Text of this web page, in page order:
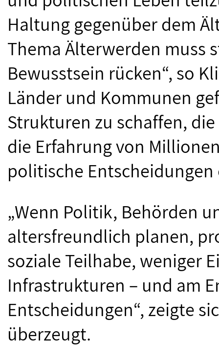
Haltung gegenüber dem
Thema Älterwerden muss
Bewusstsein rücken“, so
Länder und Kommunen
Strukturen zu schaffen,
die Erfahrung von
politische
„Wenn Politik, Behörden
altersfreundlich planen,
soziale Teilhabe, weniger
Infrastrukturen – und am
Entscheidungen“, zeigte
überzeugt.